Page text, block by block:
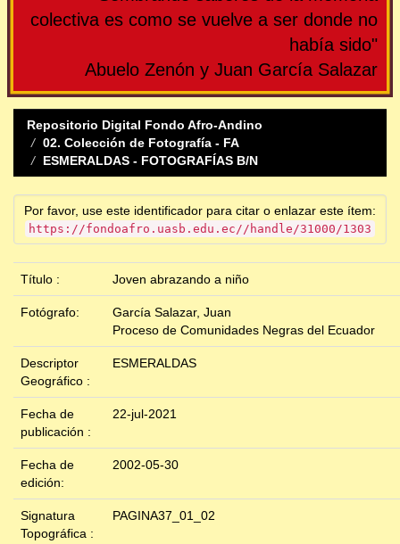
colectiva es como se vuelve a ser donde no
había sido"
Abuelo Zenón y Juan García Salazar
Repositorio Digital Fondo Afro-Andino
02. Colección de Fotografía - FA
ESMERALDAS - FOTOGRAFÍAS B/N
Por favor, use este identificador para citar o enlazar este ítem:
https://fondoafro.uasb.edu.ec//handle/31000/1303
Título : Joven abrazando a niño
Fotógrafo:
García Salazar, Juan
Proceso de Comunidades Negras del Ecuador
Descriptor
Geográfico :
ESMERALDAS
Fecha de
publicación :
22-jul-2021
Fecha de
edición:
2002-05-30
Signatura
Topográfica :
PAGINA37_01_02